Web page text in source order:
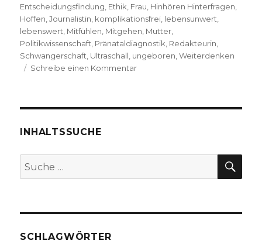
Entscheidungsfindung, Ethik, Frau, Hinhören Hinterfragen,
Hoffen,Journalistin, komplikationsfrei, lebensunwert,
lebenswert, Mitfühlen, Mitgehen, Mutter,
Politikwissenschaft, Pränataldiagnostik, Redakteurin,
Schwangerschaft, Ultraschall, ungeboren,Weiterdenken
Schreibe einen Kommentarzu
Behnert,
2018
INHALTSSUCHE
Suche
nach:
SCHLAGWÖRTER